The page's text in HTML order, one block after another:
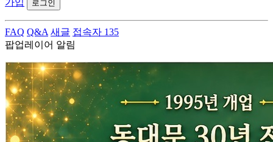
로그인
FAQ Q&A 새글 접속자 135
팝업레이어 알림